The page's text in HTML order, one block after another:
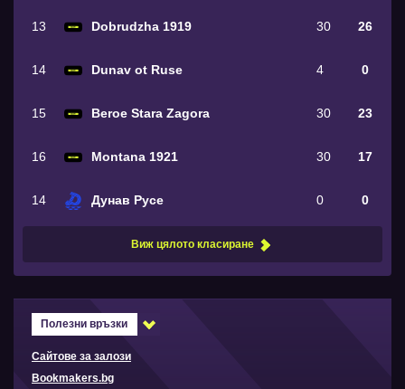
13 Dobrudzha 1919 30 26
14 Dunav ot Ruse 4 0
15 Beroe Stara Zagora 30 23
16 Montana 1921 30 17
14 Дунав Русе 0 0
Виж цялото класиране
Полезни връзки
Сайтове за залози
Bookmakers.bg